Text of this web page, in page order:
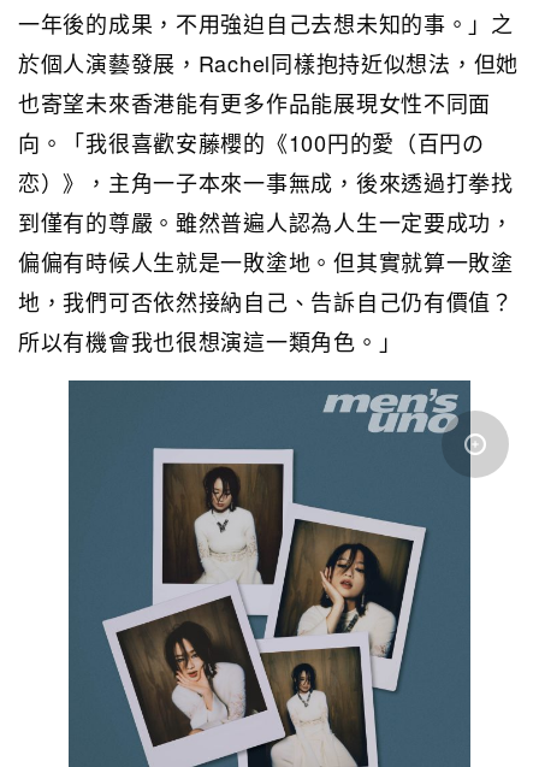
一年後的成果，不用強迫自己去想未知的事。」之
於個人演藝發展，Rachel同樣抱持近似想法，但她
也寄望未來香港能有更多作品能展現女性不同面
向。「我很喜歡安藤櫻的《100円的愛（百円の
恋）》，主角一子本來一事無成，後來透過打拳找
到僅有的尊嚴。雖然普遍人認為人生一定要成功，
偏偏有時候人生就是一敗塗地。但其實就算一敗塗
地，我們可否依然接納自己、告訴自己仍有價值？
所以有機會我也很想演這一類角色。」